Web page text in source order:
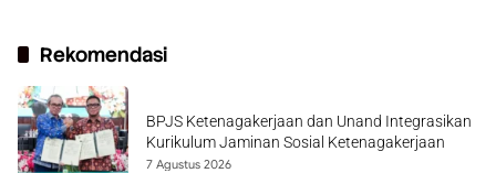
Rekomendasi
BPJS Ketenagakerjaan dan Unand Integrasikan
Kurikulum Jaminan Sosial Ketenagakerjaan
7 Agustus 2026